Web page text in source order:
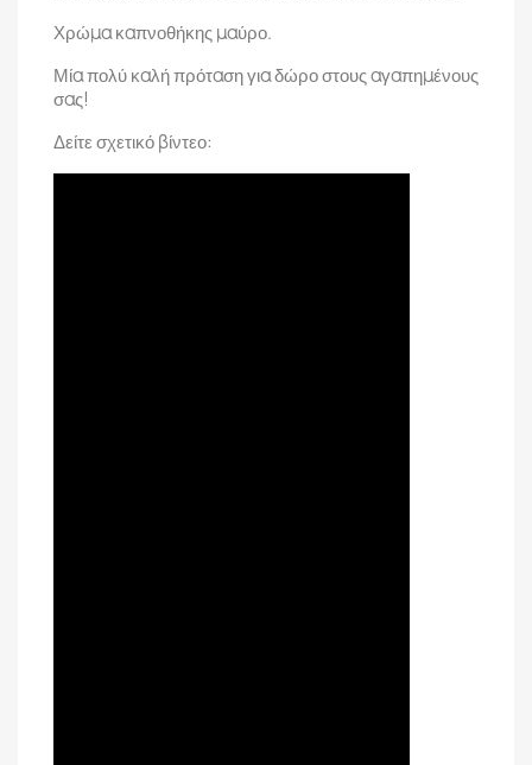
Χρώμα καπνοθήκης μαύρο.
Μία πολύ καλή πρόταση για δώρο στους αγαπημένους
σας!
Δείτε σχετικό βίντεο: